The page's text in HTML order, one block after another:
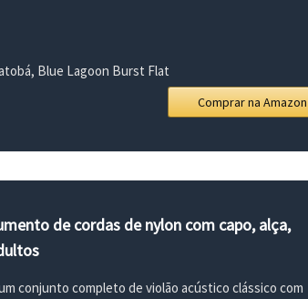
Blue Lagoon Burst Flat
Comprar na Amazon
de cordas de nylon com capo, alça,
conjunto completo de violão acústico clássico com